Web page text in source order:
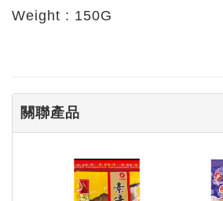
Weight : 150G
關聯產品